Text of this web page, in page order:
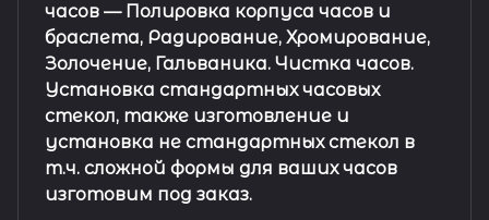
часов — Полировка корпуса часов и
браслета, Радирование, Хромирование,
Золочение, Гальваника. Чистка часов.
Установка стандартных часовых
стекол, также изготовление и
установка не стандартных стекол в
т.ч. сложной формы для ваших часов
изготовим под заказ.